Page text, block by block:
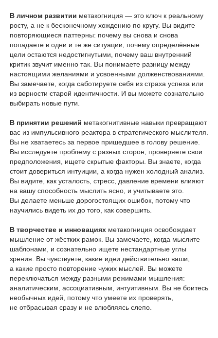
В личном развитии метакогниция — это ключ к реальному
росту, а не к бесконечному хождению по кругу. Вы видите
повторяющиеся паттерны: почему вы снова и снова
попадаете в одни и те же ситуации, почему определённые
цели остаются недостигнутыми, почему ваш внутренний
критик звучит именно так. Вы понимаете разницу между
настоящими желаниями и усвоенными долженствованиями.
Вы замечаете, когда саботируете себя из страха успеха или
из верности старой идентичности. И вы можете сознательно
выбирать новые пути.
В принятии решений метакогнитивные навыки превращают
вас из импульсивного реактора в стратегического мыслителя.
Вы не хватаетесь за первое пришедшее в голову решение.
Вы исследуете проблему с разных сторон, проверяете свои
предположения, ищете скрытые факторы. Вы знаете, когда
стоит довериться интуиции, а когда нужен холодный анализ.
Вы видите, как усталость, стресс, давление времени влияют
на вашу способность мыслить ясно, и учитываете это.
Вы делаете меньше дорогостоящих ошибок, потому что
научились видеть их до того, как совершить.
В творчестве и инновациях метакогниция освобождает
мышление от жёстких рамок. Вы замечаете, когда мыслите
шаблонами, и сознательно ищете нестандартные углы
зрения. Вы чувствуете, какие идеи действительно ваши,
а какие просто повторение чужих мыслей. Вы можете
переключаться между разными режимами мышления:
аналитическим, ассоциативным, интуитивным. Вы не боитесь
необычных идей, потому что умеете их проверять,
не отбрасывая сразу и не влюбляясь слепо.